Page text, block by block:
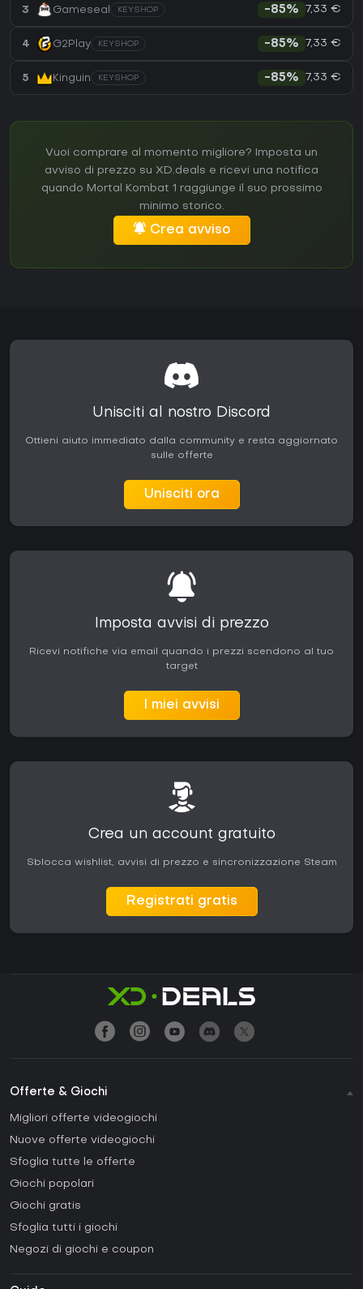
3 Gameseal KEYSHOP -85% 7,33 €
4 G2Play KEYSHOP -85% 7,33 €
5 Kinguin KEYSHOP -85% 7,33 €
Vuoi comprare al momento migliore? Imposta un
avviso di prezzo su XD.deals e ricevi una notifica
quando Mortal Kombat 1 raggiunge il suo prossimo
minimo storico.
Crea avviso
Unisciti al nostro Discord
Ottieni aiuto immediato dalla community e resta aggiornato
sulle offerte
Unisciti ora
Imposta avvisi di prezzo
Ricevi notifiche via email quando i prezzi scendono al tuo
target
I miei avvisi
Crea un account gratuito
Sblocca wishlist, avvisi di prezzo e sincronizzazione Steam
Registrati gratis
Offerte & Giochi
Migliori offerte videogiochi
Nuove offerte videogiochi
Sfoglia tutte le offerte
Giochi popolari
Giochi gratis
Sfoglia tutti i giochi
Negozi di giochi e coupon